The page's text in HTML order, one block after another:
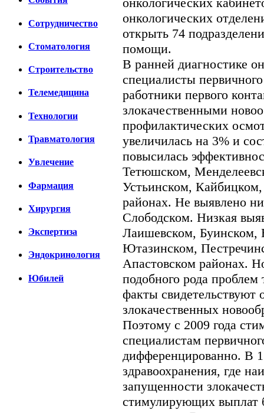
Сотрудничество
Стоматология
Строительство
Телемедицина
Технологии
Травматология
Увлечение
Фармация
Хирургия
Экспертиза
Эндокринология
Юбилей
онкологических
открыть 74
помощи.
В ранней диагностике
специалисты
работники первого
злокачественными
профилактических
увеличилась на 3% и
повысилась
Тетюшском,
Устьинском,
районах. Не выявлено
Слободском. Низкая
Лаишевском, Буинском,
Ютазинском,
Апастовском районах.
подобного рода
факты свидетельствуют
злокачественных
Поэтому с 2009 года
специалистам
дифференцированно. В
здравоохранения, где
запущенности
стимулирующих выплат